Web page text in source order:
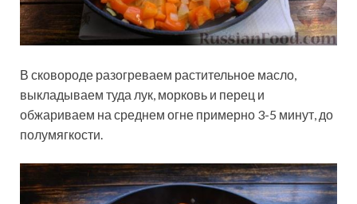
В сковороде разогреваем растительное масло,
выкладываем туда лук, морковь и перец и
обжариваем на среднем огне примерно 3-5 минут, до
полумягкости.